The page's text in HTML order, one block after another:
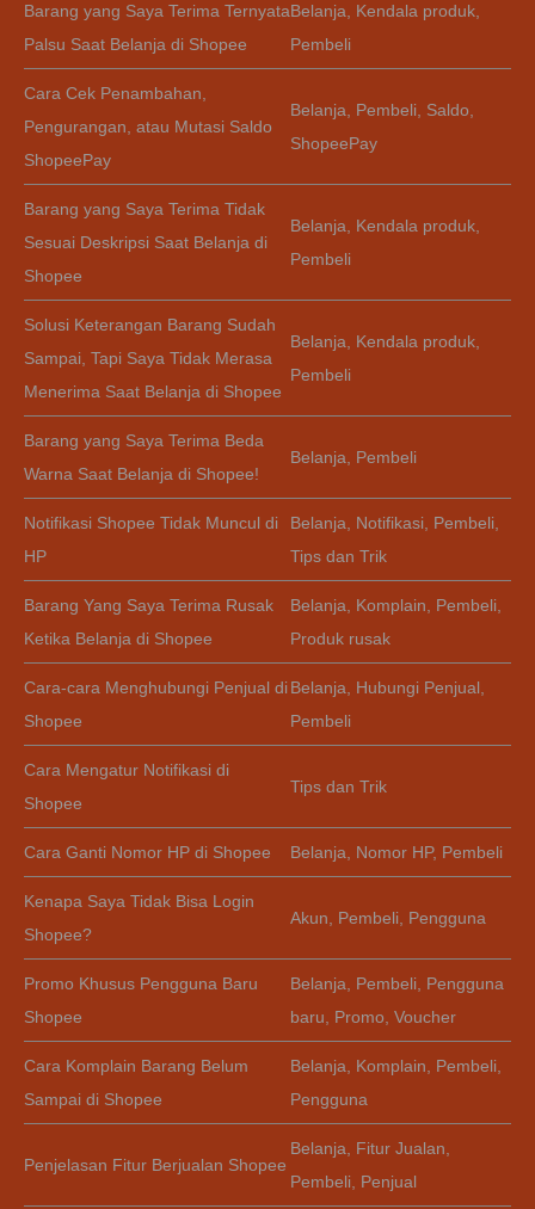
Barang yang Saya Terima Ternyata
Palsu Saat Belanja di Shopee
Belanja, Kendala produk,
Pembeli
Cara Cek Penambahan,
Pengurangan, atau Mutasi Saldo
ShopeePay
Belanja, Pembeli, Saldo,
ShopeePay
Barang yang Saya Terima Tidak
Sesuai Deskripsi Saat Belanja di
Shopee
Belanja, Kendala produk,
Pembeli
Solusi Keterangan Barang Sudah
Sampai, Tapi Saya Tidak Merasa
Menerima Saat Belanja di Shopee
Belanja, Kendala produk,
Pembeli
Barang yang Saya Terima Beda
Warna Saat Belanja di Shopee!
Belanja, Pembeli
Notifikasi Shopee Tidak Muncul di
HP
Belanja, Notifikasi, Pembeli,
Tips dan Trik
Barang Yang Saya Terima Rusak
Ketika Belanja di Shopee
Belanja, Komplain, Pembeli,
Produk rusak
Cara-cara Menghubungi Penjual di
Shopee
Belanja, Hubungi Penjual,
Pembeli
Cara Mengatur Notifikasi di
Shopee
Tips dan Trik
Cara Ganti Nomor HP di Shopee Belanja, Nomor HP, Pembeli
Kenapa Saya Tidak Bisa Login
Shopee?
Akun, Pembeli, Pengguna
Promo Khusus Pengguna Baru
Shopee
Belanja, Pembeli, Pengguna
baru, Promo, Voucher
Cara Komplain Barang Belum
Sampai di Shopee
Belanja, Komplain, Pembeli,
Pengguna
Penjelasan Fitur Berjualan Shopee
Belanja, Fitur Jualan,
Pembeli, Penjual